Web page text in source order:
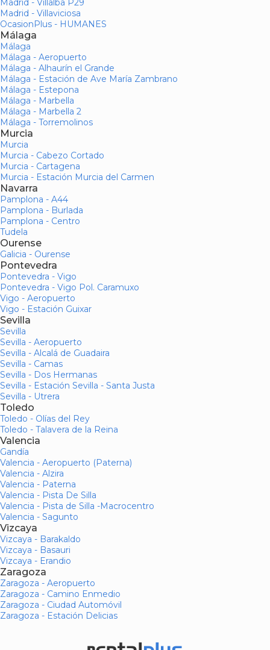
Madrid - Villalba P29
Madrid - Villaviciosa
OcasionPlus - HUMANES
Málaga
Málaga
Málaga - Aeropuerto
Málaga - Alhaurín el Grande
Málaga - Estación de Ave María Zambrano
Málaga - Estepona
Málaga - Marbella
Málaga - Marbella 2
Málaga - Torremolinos
Murcia
Murcia
Murcia - Cabezo Cortado
Murcia - Cartagena
Murcia - Estación Murcia del Carmen
Navarra
Pamplona - A44
Pamplona - Burlada
Pamplona - Centro
Tudela
Ourense
Galicia - Ourense
Pontevedra
Pontevedra - Vigo
Pontevedra - Vigo Pol. Caramuxo
Vigo - Aeropuerto
Vigo - Estación Guixar
Sevilla
Sevilla
Sevilla - Aeropuerto
Sevilla - Alcalá de Guadaira
Sevilla - Camas
Sevilla - Dos Hermanas
Sevilla - Estación Sevilla - Santa Justa
Sevilla - Utrera
Toledo
Toledo - Olías del Rey
Toledo - Talavera de la Reina
Valencia
Gandía
Valencia - Aeropuerto (Paterna)
Valencia - Alzira
Valencia - Paterna
Valencia - Pista De Silla
Valencia - Pista de Silla -Macrocentro
Valencia - Sagunto
Vizcaya
Vizcaya - Barakaldo
Vizcaya - Basauri
Vizcaya - Erandio
Zaragoza
Zaragoza - Aeropuerto
Zaragoza - Camino Enmedio
Zaragoza - Ciudad Automóvil
Zaragoza - Estación Delicias